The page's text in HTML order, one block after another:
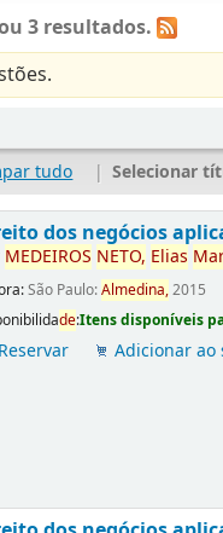
3 resultados.
tudo | Selecionar
dos negócios
MEDEIROS NETO, Elias
São Paulo:Almedina,2015
de:Itens disponíveis
Reservar Adicionar